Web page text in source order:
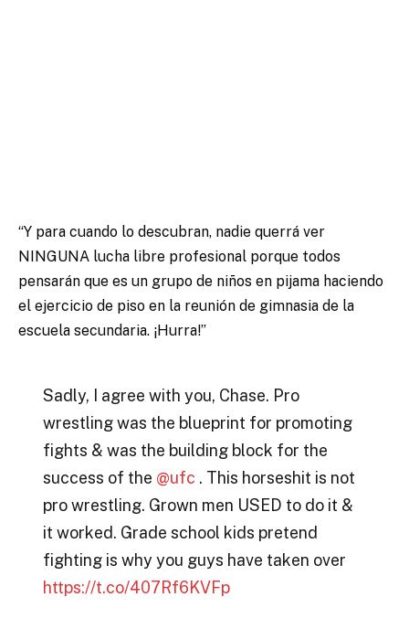
“Y para cuando lo descubran, nadie querrá ver
NINGUNA lucha libre profesional porque todos
pensarán que es un grupo de niños en pijama haciendo
el ejercicio de piso en la reunión de gimnasia de la
escuela secundaria. ¡Hurra!”
Sadly, I agree with you, Chase. Pro
wrestling was the blueprint for promoting
fights & was the building block for the
success of the @ufc . This horseshit is not
pro wrestling. Grown men USED to do it &
it worked. Grade school kids pretend
fighting is why you guys have taken over
https://t.co/407Rf6KVFp